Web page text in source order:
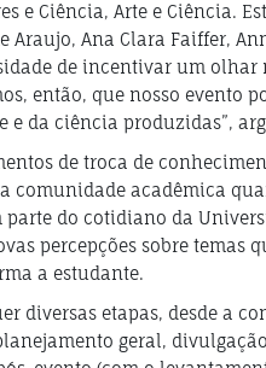
e Ciência, Arte e Ciência.
Araujo, Ana Clara Faiffer,
de incentivar um
então, que nosso evento
da ciência produzidas”,
de troca de
comunidade acadêmica
do cotidiano da
percepções sobre temas
a estudante.
diversas etapas, desde a
geral,